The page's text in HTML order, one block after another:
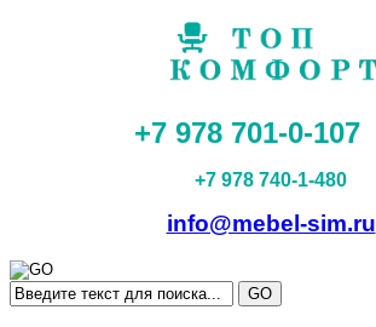
+7 978 701-0-107
+7 978 740-1-480
info@mebel-sim.ru
GO